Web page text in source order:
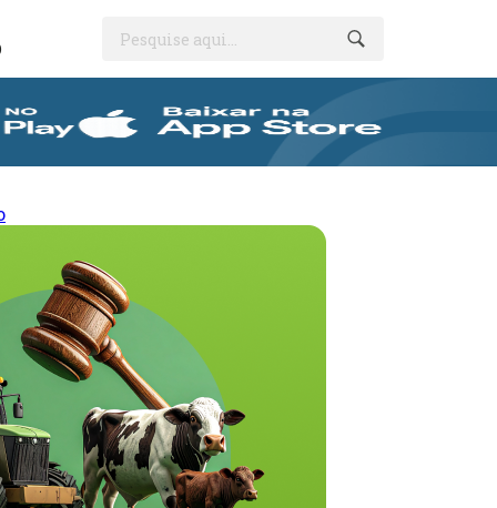
Pesquise aqui...